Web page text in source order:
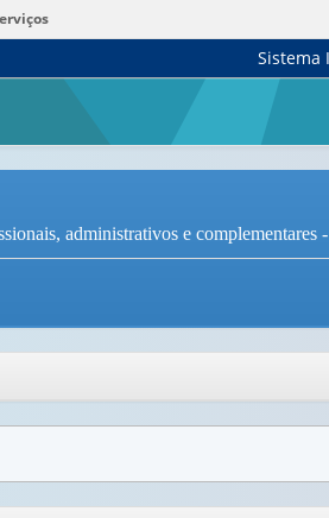
Sistema
administrativos e